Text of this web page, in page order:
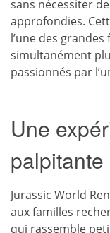
sans nécessiter
approfondies.
l’une des
simultanément
passionnés par
Une
Jurassic World
aux familles
qui rassemble